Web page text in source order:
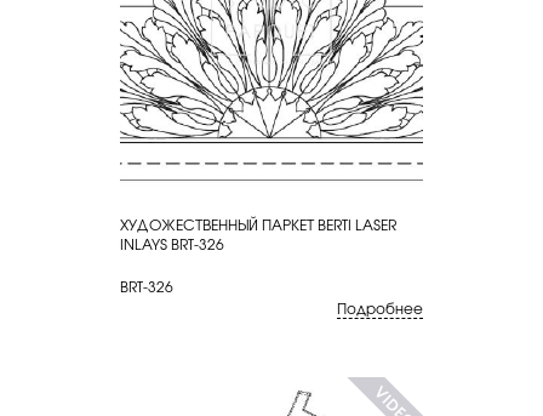
КУПИТЬ
ХУДОЖЕСТВЕННЫЙ ПАРКЕТ BERTI LASER
INLAYS BRT-326
BRT-326
Подробнее